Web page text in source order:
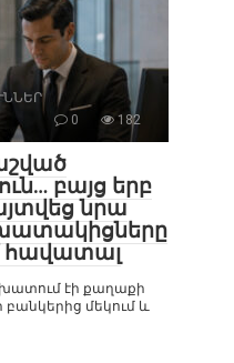
0
182
բայց երբ
նրա
հավատալ
էի քաղաքի
բանկերից մեկում և